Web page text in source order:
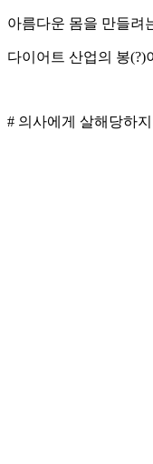
아름다운 몸을 만들려
다이어트 산업의 봉(?)
# 의사에게 살해당하